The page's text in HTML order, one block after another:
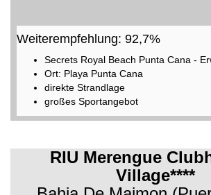
Weiterempfehlung: 92,7%
Secrets Royal Beach Punta Cana -
Ort: Playa Punta Cana
direkte Strandlage
großes Sportangebot
RIU Merengue
Village****